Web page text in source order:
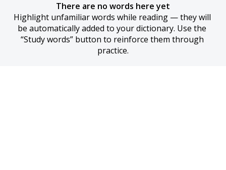
There are no words here yet
Highlight unfamiliar words while reading — they will
be automatically added to your dictionary. Use the
“Study words” button to reinforce them through
practice.